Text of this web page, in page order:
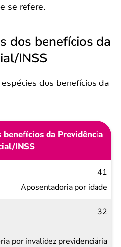
se refere.
dos benefícios da
INSS
dos benefícios da
benefícios da Previdência
INSS
41
Aposentadoria por idade
32
por invalidez previdenciária